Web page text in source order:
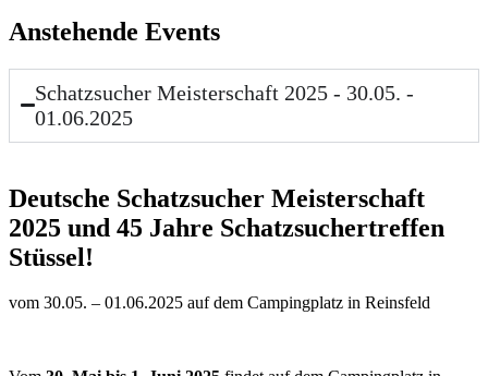
Anstehende Events
Schatzsucher Meisterschaft 2025 - 30.05. -
01.06.2025
Deutsche Schatzsucher Meisterschaft
2025 und 45 Jahre Schatzsuchertreffen
Stüssel!
vom 30.05. – 01.06.2025 auf dem Campingplatz in Reinsfeld